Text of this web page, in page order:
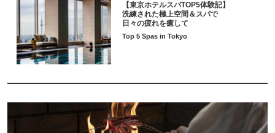
【東京ホテルスパTOP5体験記】
洗練された極上空間＆スパで
日々の疲れを癒して
Top 5 Spas in Tokyo